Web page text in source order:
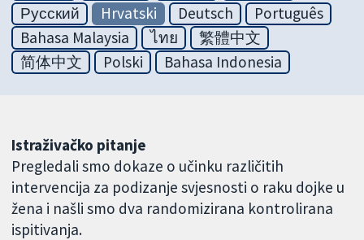
Русский
Hrvatski Deutsch
Português
Bahasa Malaysia
ไทย
繁體中文
简体中文
Polski Bahasa Indonesia
Istraživačko pitanje
Pregledali smo dokaze o učinku različitih
intervencija za podizanje svjesnosti o raku dojke u
žena i našli smo dva randomizirana kontrolirana
ispitivanja.